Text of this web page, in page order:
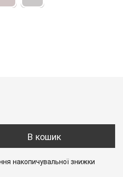
В кошик
накопичувальної знижки